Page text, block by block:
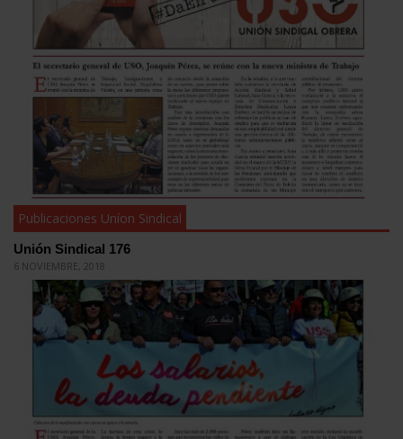
Publicaciones Uníon Sindical
Unión Sindical 176
6 NOVIEMBRE, 2018